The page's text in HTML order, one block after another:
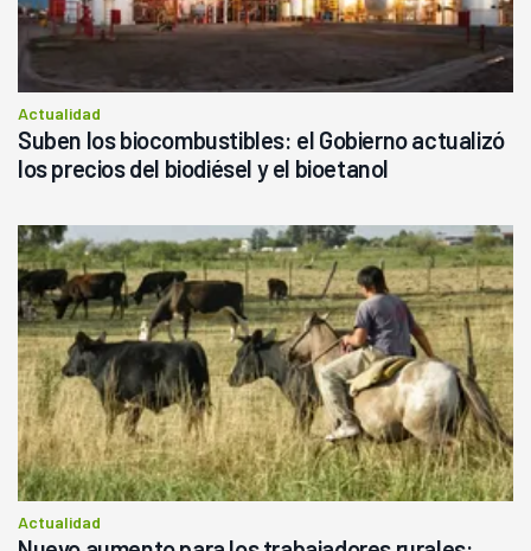
Actualidad
Suben los biocombustibles: el Gobierno actualizó
los precios del biodiésel y el bioetanol
Actualidad